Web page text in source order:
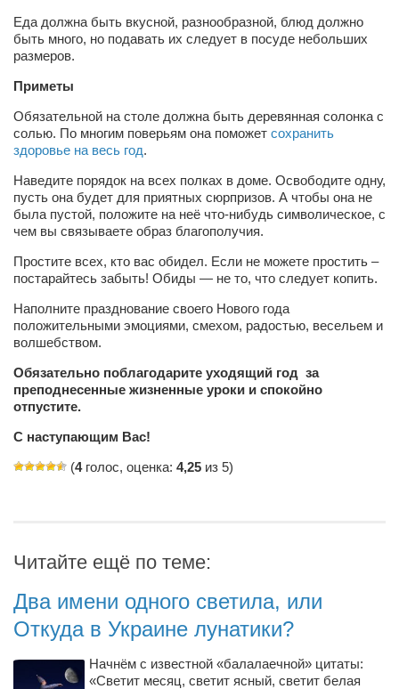
Еда должна быть вкусной, разнообразной, блюд должно
быть много, но подавать их следует в посуде небольших
размеров.
Приметы
Обязательной на столе должна быть деревянная солонка с
солью. По многим поверьям она поможет сохранить
здоровье на весь год.
Наведите порядок на всех полках в доме. Освободите одну,
пусть она будет для приятных сюрпризов. А чтобы она не
была пустой, положите на неё что-нибудь символическое, с
чем вы связываете образ благополучия.
Простите всех, кто вас обидел. Если не можете простить –
постарайтесь забыть! Обиды — не то, что следует копить.
Наполните празднование своего Нового года
положительными эмоциями, смехом, радостью, весельем и
волшебством.
Обязательно поблагодарите уходящий год за
преподнесенные жизненные уроки и спокойно
отпустите.
С наступающим Вас!
(4голос, оценка: 4,25 из 5)
Читайте ещё по теме:
Два имени одного светила, или
Откуда в Украине лунатики?
Начнём с известной «балалаечной» цитаты:
«Светит месяц, светит ясный, светит белая